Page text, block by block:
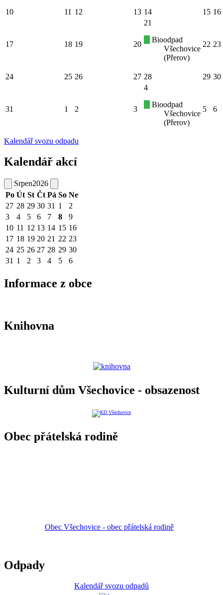
10 11 12 13 14 15 16
17 18 19 20
21
Bioodpad
Všechovice
(Přerov)
22 23
24 25 26 27 28 29 30
31 1 2 3
4
Bioodpad
Všechovice
(Přerov)
5 6
Kalendář svozu odpadu
Kalendář akcí
Srpen2026
Po Út St Čt Pá So Ne
27 28 29 30 31 1
2
3
4 5 6 7 8
9
10 11 12 13 14 15 16
17 18 19 20 21 22 23
24 25 26 27 28 29 30
31 1 2 3 4 5 6
Informace z obce
Knihovna
Kulturní dům Všechovice - obsazenost
Obec přátelská rodině
Obec Všechovice - obec přátelská rodině
Odpady
Kalendář svozu odpadů